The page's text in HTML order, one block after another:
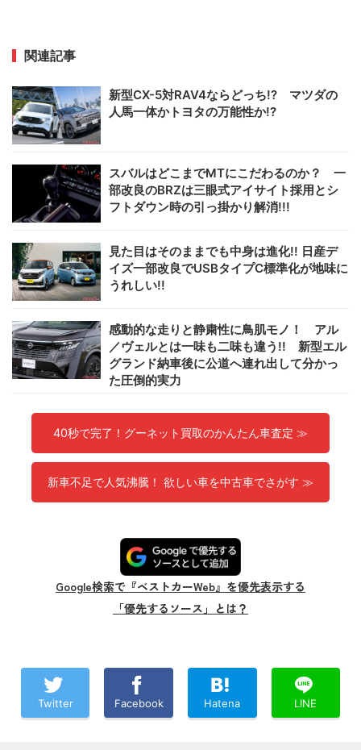
関連記事
新型CX-5対RAV4ならどっち!? マツダの
人馬一体かトヨタの万能性か!?
スバルはどこまでMTにこだわるのか？ 一
部改良のBRZは三眼式アイサイト採用とシ
フトダウン時の引っ掛かり解消!!!
見た目はそのままでも中身は進化!! 日産デ
イズ一部改良でUSBタイプC標準化が地味に
うれしい!!
感動的な走りと静粛性に鳥肌モノ！ アル
／ヴェルとは一味も二味も違う!! 新型エル
グランド納車後に公道へ連れ出して分かっ
た圧倒的実力
40秒で完了！グーネット買取のかんたん車査定 ≫
新車不足で人気沸騰！ 欲しい車を中古車でさがす ≫
Google検索で『ベストカーWeb』を優先表示する
「優先するソース」とは？
Twitter Facebook Hatena LINE